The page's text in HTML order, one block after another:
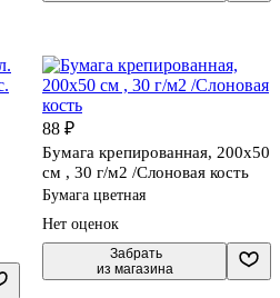
88 ₽
Бумага крепированная, 200х50
см , 30 г/м2 /Слоновая кость
Бумага цветная
Нет оценок
Забрать
из магазина